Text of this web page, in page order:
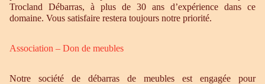
Trocland Débarras, à plus de 30 ans d’expérience dans ce
domaine. Vous satisfaire restera toujours notre priorité.
Association – Don de meubles
Notre société de débarras de meubles est engagée pour